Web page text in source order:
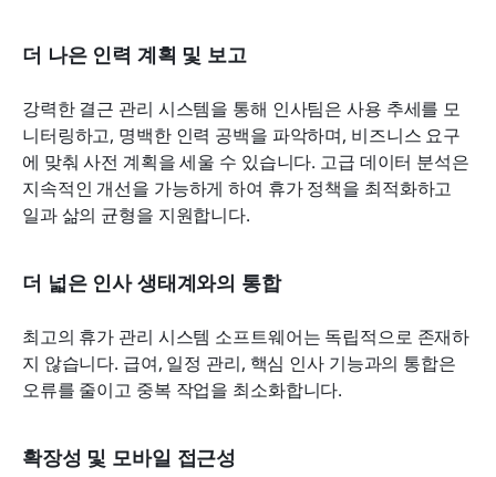
더 나은 인력 계획 및 보고
강력한 결근 관리 시스템을 통해 인사팀은 사용 추세를 모
니터링하고, 명백한 인력 공백을 파악하며, 비즈니스 요구
에 맞춰 사전 계획을 세울 수 있습니다. 고급 데이터 분석은
지속적인 개선을 가능하게 하여 휴가 정책을 최적화하고
일과 삶의 균형을 지원합니다.
더 넓은 인사 생태계와의 통합
최고의 휴가 관리 시스템 소프트웨어는 독립적으로 존재하
지 않습니다. 급여, 일정 관리, 핵심 인사 기능과의 통합은
오류를 줄이고 중복 작업을 최소화합니다.
확장성 및 모바일 접근성